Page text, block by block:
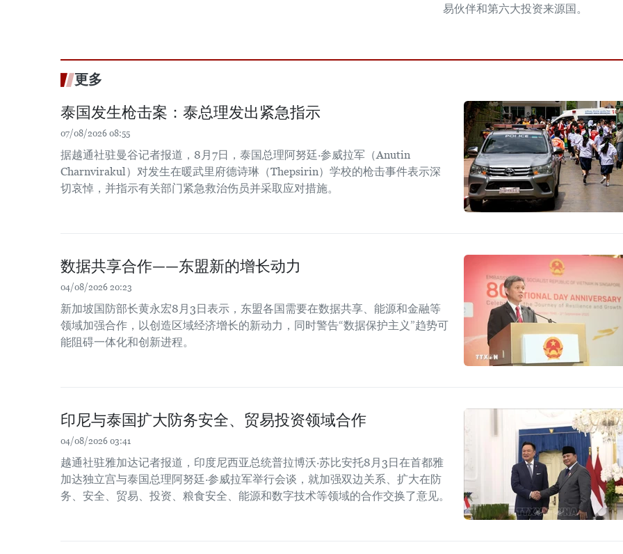
易伙伴和第六大投资来源国。
更多
泰国发生枪击案：泰总理发出紧急指示
07/08/2026 08:55
据越通社驻曼谷记者报道，8月7日，泰国总理阿努廷·参威拉军（Anutin
Charnvirakul）对发生在暖武里府德诗琳（Thepsirin）学校的枪击事件表示深
切哀悼，并指示有关部门紧急救治伤员并采取应对措施。
数据共享合作——东盟新的增长动力
04/08/2026 20:23
新加坡国防部长黄永宏8月3日表示，东盟各国需要在数据共享、能源和金融等
领域加强合作，以创造区域经济增长的新动力，同时警告“数据保护主义”趋势可
能阻碍一体化和创新进程。
印尼与泰国扩大防务安全、贸易投资领域合作
04/08/2026 03:41
越通社驻雅加达记者报道，印度尼西亚总统普拉博沃·苏比安托8月3日在首都雅
加达独立宫与泰国总理阿努廷·参威拉军举行会谈，就加强双边关系、扩大在防
务、安全、贸易、投资、粮食安全、能源和数字技术等领域的合作交换了意见。